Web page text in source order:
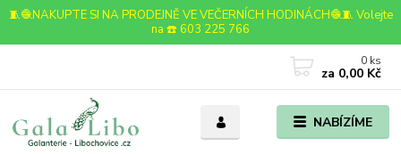
🧵🧶NAKUPTE SI NA PRODEJNĚ VE VEČERNÍCH HODINÁCH🧶🧵 Volejte
na ☎️ 603 225 766
NABÍZÍME
0 ks
za 0,00 Kč